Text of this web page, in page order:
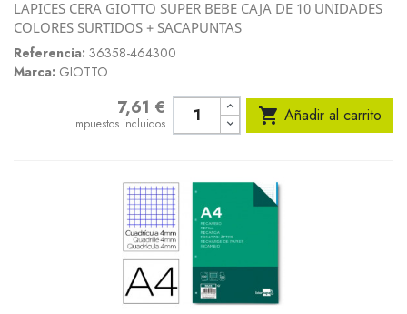
LAPICES CERA GIOTTO SUPER BEBE CAJA DE 10 UNIDADES
COLORES SURTIDOS + SACAPUNTAS
Referencia: 36358-464300
Marca: GIOTTO
7,61 €
Impuestos incluidos  Añadir al carrito